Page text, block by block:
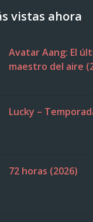
vistas ahora
Avatar Aang: El
maestro del aire
Lucky –
72 horas (2026)